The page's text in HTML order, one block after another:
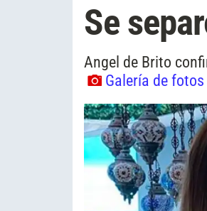
Se
Angel de Brito
Galería de fotos